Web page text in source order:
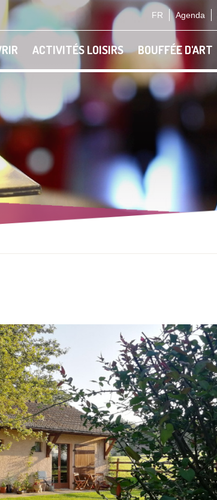
FR Agenda
ACTIVITÉS LOISIRS BOUFFÉE D'ART